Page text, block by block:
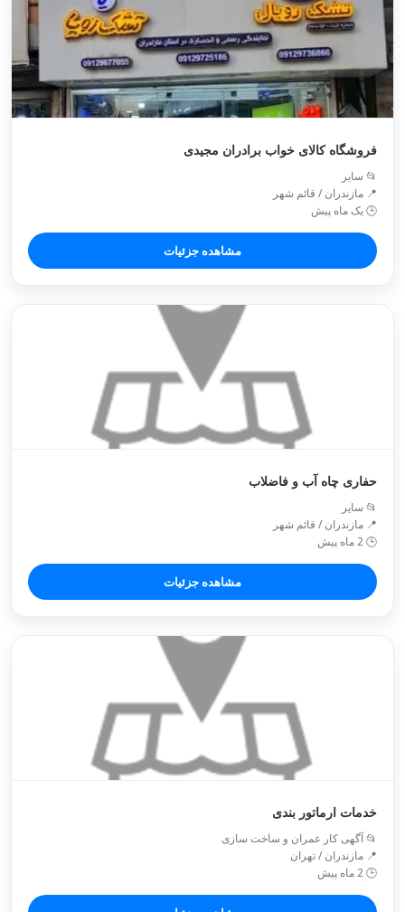
فروشگاه کالای خواب برادران مجیدی
📂 سایر
📍 مازندران / قائم شهر
🕒 یک ماه پیش
مشاهده جزئیات
حفاری چاه آب و فاضلاب
📂 سایر
📍 مازندران / قائم شهر
🕒 2 ماه پیش
مشاهده جزئیات
خدمات ارماتور بندی
📂 آگهی کار عمران و ساخت سازی
📍 مازندران / تهران
🕒 2 ماه پیش